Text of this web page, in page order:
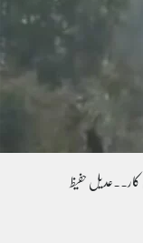
October 14, 2025
حفیظ